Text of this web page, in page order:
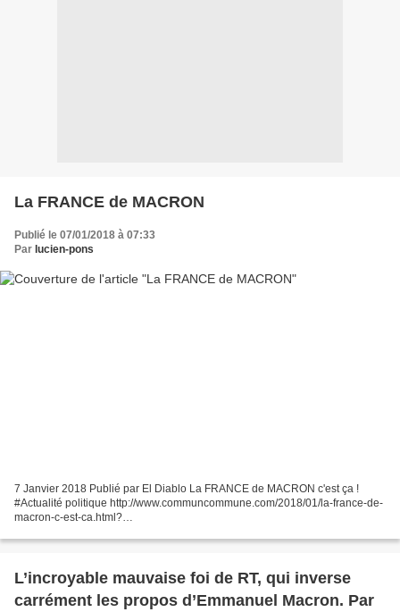
La FRANCE de MACRON
Publié le 07/01/2018 à 07:33
Par lucien-pons
7 Janvier 2018 Publié par El Diablo La FRANCE de MACRON c'est ça !
#Actualité politique http://www.communcommune.com/2018/01/la-france-de-
macron-c-est-ca.html?
b_pushmail
L’incroyable mauvaise foi de RT, qui inverse
carrément les propos d’Emmanuel Macron. Par